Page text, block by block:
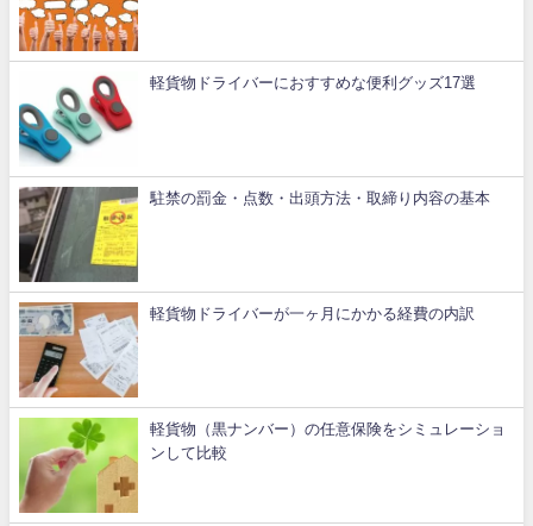
軽貨物ドライバーにおすすめな便利グッズ17選
駐禁の罰金・点数・出頭方法・取締り内容の基本
軽貨物ドライバーが一ヶ月にかかる経費の内訳
軽貨物（黒ナンバー）の任意保険をシミュレーショ
ンして比較